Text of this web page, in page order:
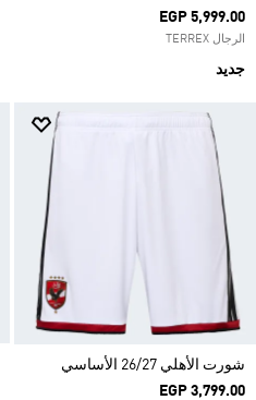
EGP 5,999.00
الرجال TERREX
جديد
شورت الأهلي 26/27 الأساسي
EGP 3,799.00